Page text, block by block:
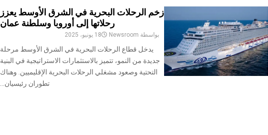
زخم الرحلات البحرية في الشرق الأوسط يعزز
رحلاتها إلى أوروبا وسلطنة عمان
بواسطة Newsroom 18 يونيو، 2025
يدخل قطاع الرحلات البحرية في الشرق الأوسط مرحلة
جديدة من النمو، تتميز بالاستثمارات الاستراتيجية في البنية
التحتية وصعود مشغلي الرحلات البحرية الإقليميين. وهناك
تطوران رئيسيان...